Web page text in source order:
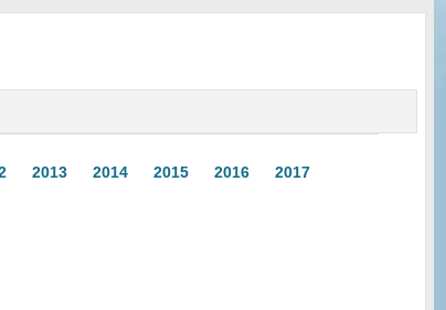
2013 2014 2015 2016 2017